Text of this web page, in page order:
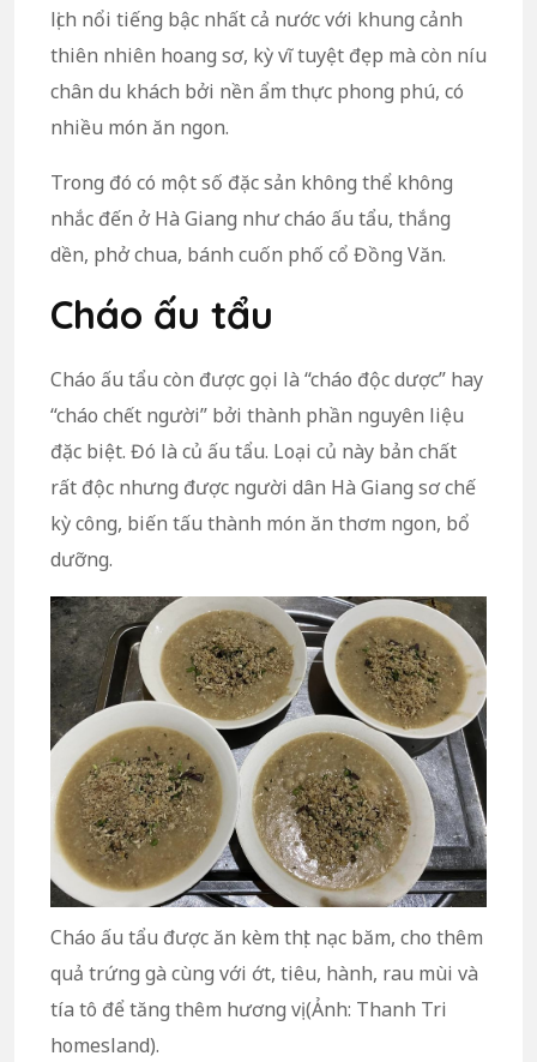
lịch nổi tiếng bậc nhất cả nước với khung cảnh
thiên nhiên hoang sơ, kỳ vĩ tuyệt đẹp mà còn níu
chân du khách bởi nền ẩm thực phong phú, có
nhiều món ăn ngon.
Trong đó có một số đặc sản không thể không
nhắc đến ở Hà Giang như cháo ấu tẩu, thắng
dền, phở chua, bánh cuốn phố cổ Đồng Văn.
Cháo ấu tẩu
Cháo ấu tẩu còn được gọi là “cháo độc dược” hay
“cháo chết người” bởi thành phần nguyên liệu
đặc biệt. Đó là củ ấu tẩu. Loại củ này bản chất
rất độc nhưng được người dân Hà Giang sơ chế
kỳ công, biến tấu thành món ăn thơm ngon, bổ
dưỡng.
Cháo ấu tẩu được ăn kèm thịt nạc băm, cho thêm
quả trứng gà cùng với ớt, tiêu, hành, rau mùi và
tía tô để tăng thêm hương vị (Ảnh: Thanh Tri
homesland).